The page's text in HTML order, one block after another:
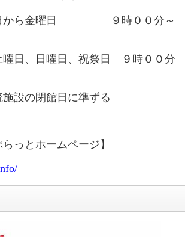
から金曜日 ９時００分～
日、祝祭日 ９時００分
設の閉館日に準ずる
っとホームページ】